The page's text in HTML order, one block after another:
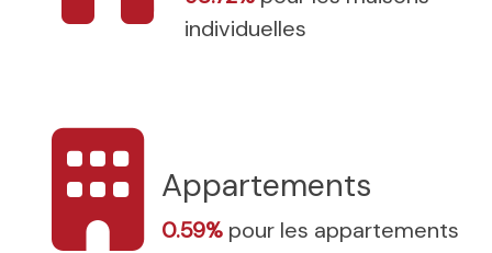
individuelles
Appartements
0.59% pour les appartements